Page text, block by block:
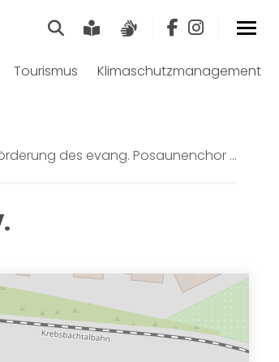
SucheLeichte Sprache
Tourismus Klimaschutzmanagement
des evang. Posaunenchor ...